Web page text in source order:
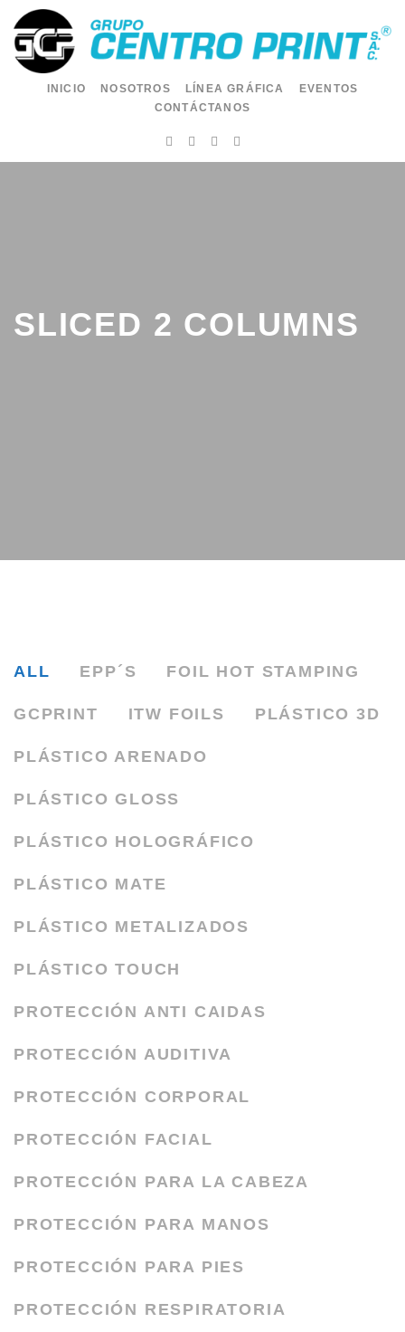
INICIO NOSOTROS LÍNEA GRÁFICA
EVENTOS
CONTÁCTANOS
SLICED 2 COLUMNS
ALL EPP´S FOIL HOT STAMPING
GCPRINT ITW FOILS PLÁSTICO 3D
PLÁSTICO ARENADO
PLÁSTICO GLOSS
PLÁSTICO HOLOGRÁFICO
PLÁSTICO MATE
PLÁSTICO METALIZADOS
PLÁSTICO TOUCH
PROTECCIÓN ANTI CAIDAS
PROTECCIÓN AUDITIVA
PROTECCIÓN CORPORAL
PROTECCIÓN FACIAL
PROTECCIÓN PARA LA CABEZA
PROTECCIÓN PARA MANOS
PROTECCIÓN PARA PIES
PROTECCIÓN RESPIRATORIA